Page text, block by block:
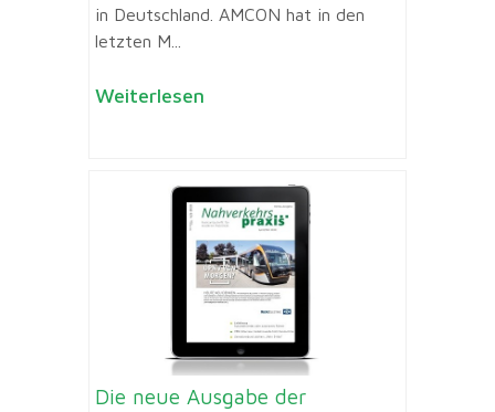
in Deutschland. AMCON hat in den
letzten M...
Weiterlesen
Die neue Ausgabe der